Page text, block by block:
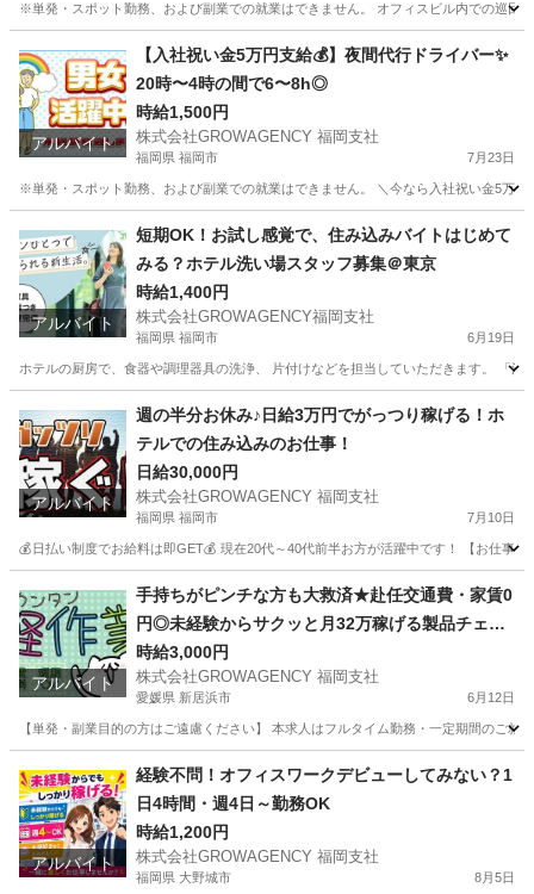
※単発・スポット勤務、および副業での就業はできません。 オフィスビル内での巡回
警備員 スタッフ
アルバイト
【入社祝い金5万円支給💰】夜間代行ドライバー✨
20時〜4時の間で6〜8h◎
時給1,500円
株式会社GROWAGENCY 福岡支社
福岡県 福岡市 7月23日
※単発・スポット勤務、および副業での就業はできません。 ＼今なら入社祝い金5万
運転代行 スポット
アルバイト
短期OK！お試し感覚で、住み込みバイトはじめて
みる？ホテル洗い場スタッフ募集＠東京
時給1,400円
株式会社GROWAGENCY福岡支社
福岡県 福岡市 6月19日
ホテルの厨房で、食器や調理器具の洗浄、 片付けなどを担当していただきます。 「
キッチン スタッフ
アルバイト
週の半分お休み♪日給3万円でがっつり稼げる！ホ
テルでの住み込みのお仕事！
日給30,000円
株式会社GROWAGENCY 福岡支社
福岡県 福岡市 7月10日
💰日払い制度でお給料は即GET💰 現在20代～40代前半お方が活躍中です！ 【お仕事
ホテル 住み込み
アルバイト
手持ちがピンチな方も大救済★赴任交通費・家賃0
円◎未経験からサクッと月32万稼げる製品チェッ
ク
時給3,000円
株式会社GROWAGENCY 福岡支社
愛媛県 新居浜市 6月12日
【単発・副業目的の方はご遠慮ください】 本求人はフルタイム勤務・一定期間のご
工場 ピンチ
アルバイト
経験不問！オフィスワークデビューしてみない？1
日4時間・週4日～勤務OK
時給1,200円
株式会社GROWAGENCY 福岡支社
福岡県 大野城市 8月5日